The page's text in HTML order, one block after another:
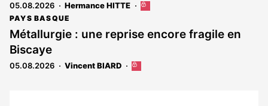
05.08.2026 Hermance HITTE
Cet
réservé
abonnés
PAYS BASQUE
Métallurgie : une reprise encore fragile en
Biscaye
05.08.2026 Vincent BIARD
Cet